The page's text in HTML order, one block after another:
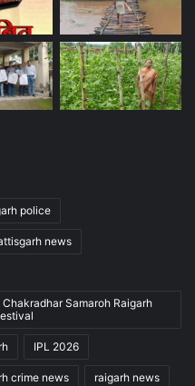
police
news
Samaroh Raigarh
IPL 2026
crime news raigarh news